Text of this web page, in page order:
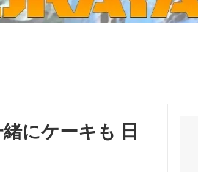
プラモデル
エアソフトガン
スイス迷彩 TAZ90
にケーキも 日